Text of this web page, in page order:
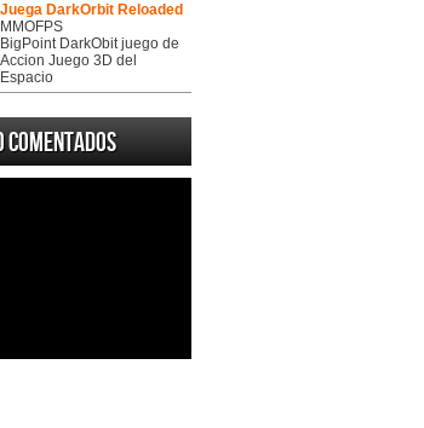
Juega DarkOrbit Reloaded
MMOFPS
BigPoint DarkObit juego de
Accion Juego 3D del
Espacio
Comentados